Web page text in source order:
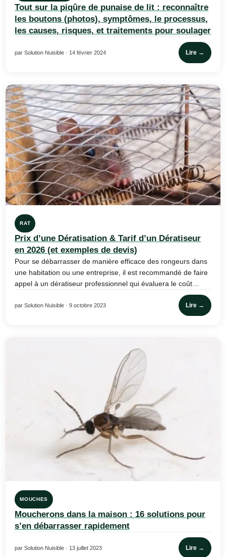
Tout sur la piqûre de punaise de lit : reconnaître
les boutons (photos), symptômes, le processus,
les causes, risques, et traitements pour soulager
par Solution Nuisible · 14 février 2024 Lire →
RAT
Prix d’une Dératisation & Tarif d’un Dératiseur
en 2026 (et exemples de devis)
Pour se débarrasser de manière efficace des rongeurs dans
une habitation ou une entreprise, il est recommandé de faire
appel à un dératiseur professionnel qui évaluera le coût…
par Solution Nuisible · 9 octobre 2023 Lire →
MOUCHES
Moucherons dans la maison : 16 solutions pour
s’en débarrasser rapidement
par Solution Nuisible · 13 juillet 2023 Lire →